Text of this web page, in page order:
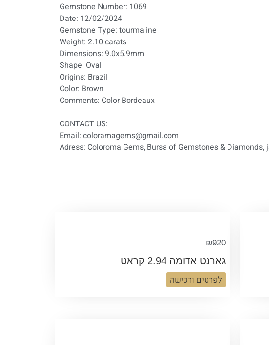
Gemstone Number: 1069
Date: 12/02/2024
Gemstone Type: tourmaline
Weight: 2.10 carats
Dimensions: 9.0x5.9mm
Shape: Oval
Origins: Brazil
Color: Brown
Comments: Color Bordeaux
:CONTACT US
Email: coloramagems@gmail.com
Adress: Coloroma Gems, Bursa of Gemstones &
₪920
גארנט אדומה 2.94 קראט
לפרטים ורכישה